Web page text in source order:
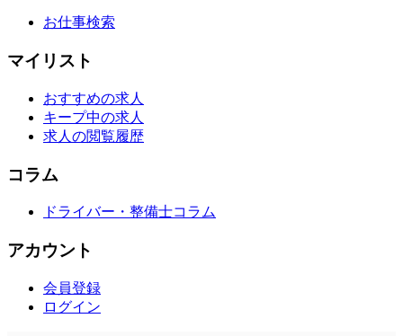
お仕事検索
マイリスト
おすすめの求人
キープ中の求人
求人の閲覧履歴
コラム
ドライバー・整備士コラム
アカウント
会員登録
ログイン